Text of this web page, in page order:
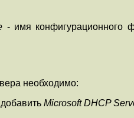
- имя конфигурационного
необходимо:
добавить Microsoft DHCP